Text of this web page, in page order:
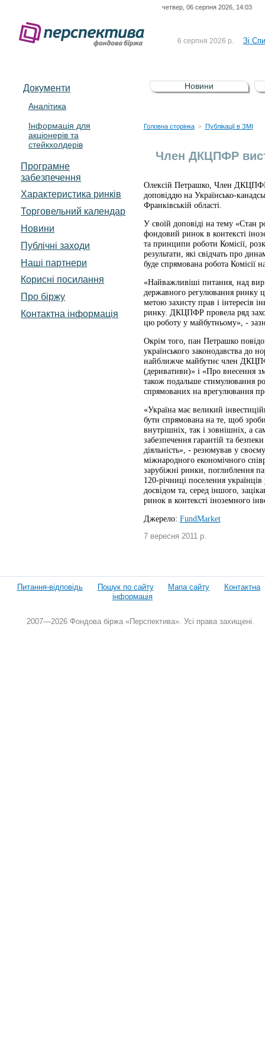
четвер, 06 серпня 2026, 14:03
6 серпня 2026 р. Зі
5 серпня 2026 р.
Зі
UA4000232607)
4 серпня 2026 р.
До
Документи
Аналітика
Інформація для
акціонерів та
стейкхолдерів
Програмне
забезпечення
Характеристика pинків
Торговельний календар
Новини
Публічні заходи
Наші партнери
Корисні посилання
Про біржу
Контактна інформація
Новини
Головна сторінка > Публікації в ЗМІ
Член ДКЦПФР
Олексій Петрашко, Член ДКЦПФР
доповіддю на Українсько-
Франківській області.
У своїй доповіді на тему «Стан
фондовий ринок в контексті
та принципи роботи Комісії,
результати, які свідчать про
буде спрямована робота Комісії
«Найважливіші питання, над
державного регулювання ринку
метою захисту прав і інтересів
ринку. ДКЦПФР провела ряд
цю роботу у майбутньому», -
Окрім того, пан Петрашко
українського законодавства до
найближче майбутнє член
(деривативи)» і «Про внесення
також подальше стимулювання
спрямованих на врегулювання
«Україна має великий
бути спрямована на те, щоб
внутрішніх, так і зовнішніх, а
забезпечення гарантій та
діяльність», - резюмував у
міжнародного економічного
зарубіжні ринки, поглиблення
120-річниці поселення
досвідом та, серед іншого,
ринок в контексті іноземного
Джерело: FundMarket
7 вересня 2011 р.
Питання-відповідь Пошук по сайту Мапа сайту
Контактна
інформація
2007—2026 Фондова біржа «Перспектива». Усі права захищені.